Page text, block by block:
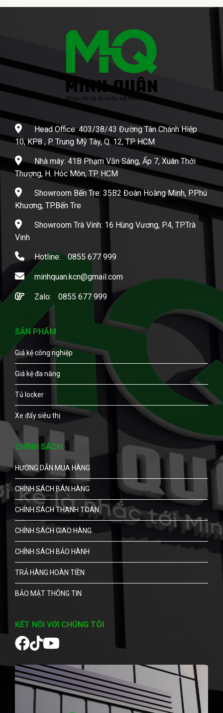
Head Office: 403/38/43 Đường Tân Chánh Hiệp
10, KP.8 , P. Trung Mỹ Tây, Q. 12, TP. HCM
Nhà máy: 41B Phạm Văn Sáng, Ấp 7, Xuân Thới
Thượng, H. Hóc Môn, TP. HCM
Showroom Bến Tre: 35B2 Đoàn Hoàng Minh, P.Phú
Khương, TP.Bến Tre
Showroom Trà Vinh: 16 Hùng Vương, P.4, TP.Trà
Vinh
Hotline: 0855 677 999
minhquan.kcn@gmail.com
Zalo: 0855 677 999
SẢN PHẨM
Giá kệ công nghiệp
Giá kệ đa năng
Tủ locker
Xe đẩy siêu thị
CHÍNH SÁCH
HƯỚNG DẪN MUA HÀNG
CHÍNH SÁCH BÁN HÀNG
CHÍNH SÁCH THANH TOÁN
CHÍNH SÁCH GIAO HÀNG
CHÍNH SÁCH BẢO HÀNH
TRẢ HÀNG HOÀN TIỀN
BẢO MẬT THÔNG TIN
KẾT NỐI VỚI CHÚNG TÔI